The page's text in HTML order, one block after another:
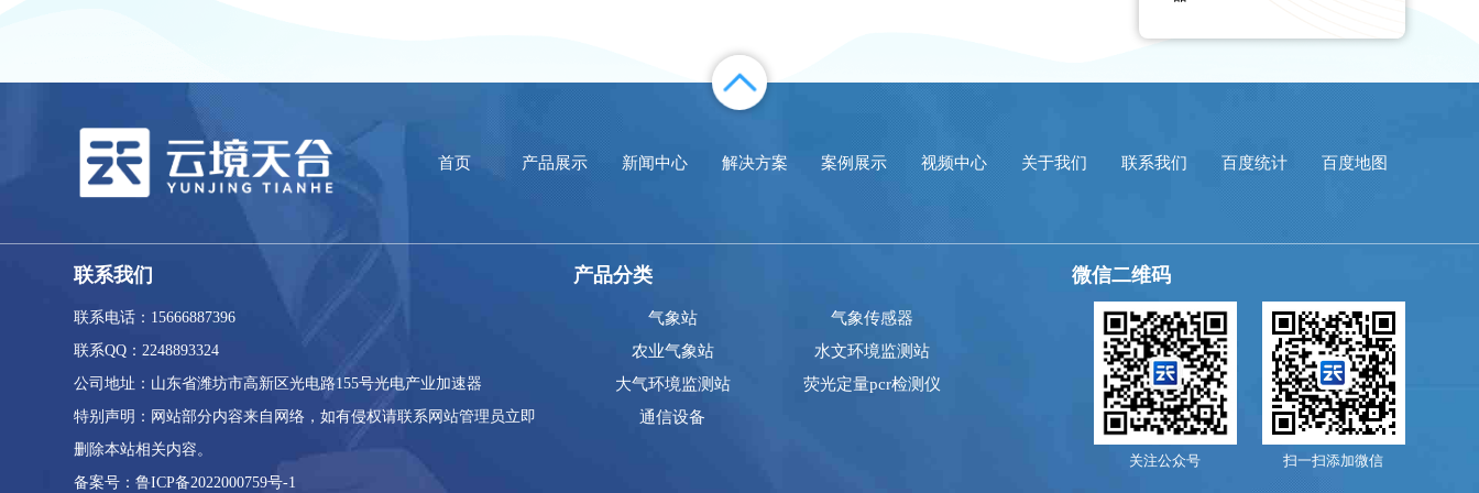
首页 产品展示 新闻中心 解决方案 案例展示 视频中心 关于我们 联系我们 百度统计 百度地图
联系我们
联系电话：15666887396
联系QQ：2248893324
公司地址：山东省潍坊市高新区光电路155号光电产业加速器
特别声明：网站部分内容来自网络，如有侵权请联系网站管理员立即
删除本站相关内容。
备案号：鲁ICP备2022000759号-1
产品分类
气象站
气象传感器
农业气象站
水文环境监测站
大气环境监测站
荧光定量pcr检测仪
通信设备
微信二维码
关注公众号 扫一扫添加微信